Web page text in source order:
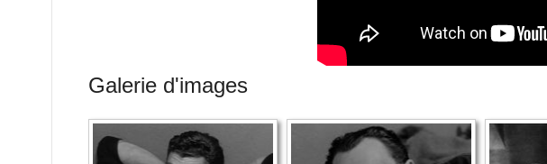
Galerie d'images